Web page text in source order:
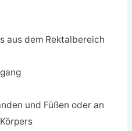
aus dem Rektalbereich
und Füßen oder an